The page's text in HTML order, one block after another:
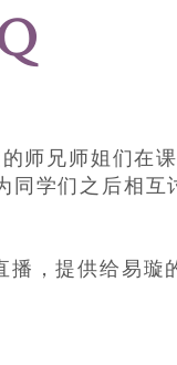
兄师姐们在
同学们之后相互
，提供给易璇